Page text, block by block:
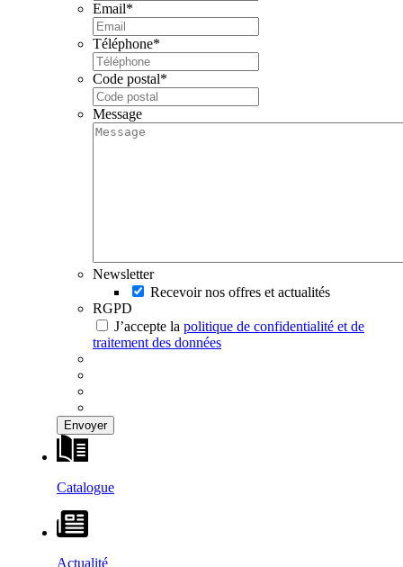
Email*
Téléphone*
Code postal*
Message
Newsletter
Recevoir nos offres et actualités
RGPD
J’accepte la politique de confidentialité et de
traitement des données
Catalogue
Actualité